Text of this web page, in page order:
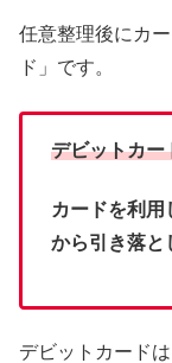
任意整理後にカ
ド」です。
デビットカー
カードを利
から引き落と
デビットカード